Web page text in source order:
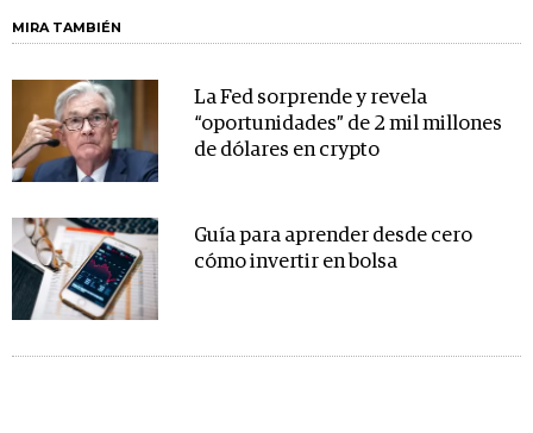
MIRA TAMBIÉN
La Fed sorprende y revela
“oportunidades” de 2 mil millones
de dólares en crypto
Guía para aprender desde cero
cómo invertir en bolsa